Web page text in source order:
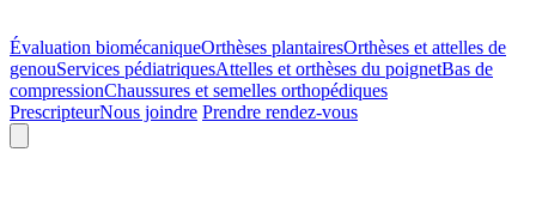
Évaluation biomécaniqueOrthèses plantairesOrthèses et attelles de
genouServices pédiatriquesAttelles et orthèses du poignetBas de
compressionChaussures et semelles orthopédiques
PrescripteurNous joindre Prendre rendez-vous